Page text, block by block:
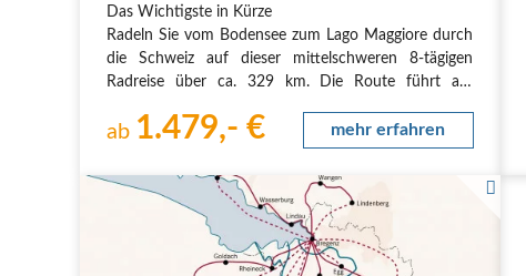
Das Wichtigste in Kürze
Radeln Sie vom Bodensee zum Lago Maggiore durch
die Schweiz auf dieser mittelschweren 8-tägigen
Radreise über ca. 329 km. Die Route führt am
Rheintal nach Chur, der ältesten Stadt nördlich der
Alpen. Weiter geht es durch die wilde…
ab 1.479,- € mehr erfahren